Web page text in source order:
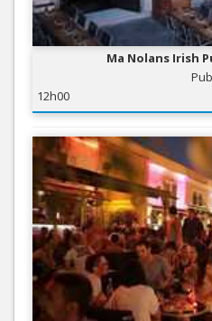
Ma Nolans Irish
Pub
12h00